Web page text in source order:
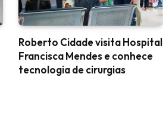
Roberto Cidade visita Hospital
Francisca Mendes e conhece
tecnologia de cirurgias